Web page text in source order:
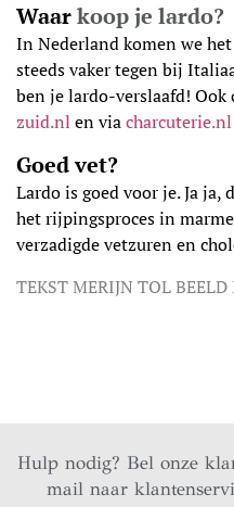
Waarkoop je lardo?
In Nederland komen we
steeds vaker tegen bij
ben je lardo-verslaafd!
zuid.nl en viacharcuterie.nl
Goed vet?
Lardo is goed voor je. Ja ja,
het rijpingsproces in
verzadigde vetzuren en
TEKST MERIJN TOL BEELD
Hulp nodig? Bel onze
mail naar